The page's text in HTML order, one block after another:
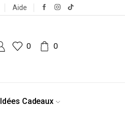
Aide
0 0
Idées Cadeaux